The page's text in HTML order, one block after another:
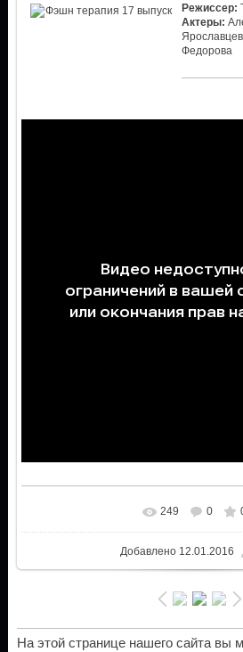
Режиссер:
Актеры:
Федорова
249 0
Добавлено12.01.2016
На этой странице нашего сайта вы